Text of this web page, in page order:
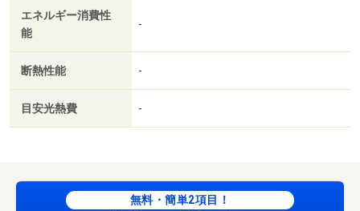
エネルギー消費性
能
-
断熱性能 -
目安光熱費 -
無料・簡単2項目！